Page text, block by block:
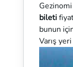
bileti
bunun
Varış yeri